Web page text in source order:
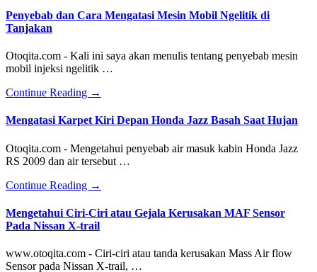
Pada
Mobil
Kelebihan
Ban
Mobil
Penyebab dan Cara Mengatasi Mesin Mobil Ngelitik di
Tanjakan
Otoqita.com - Kali ini saya akan menulis tentang penyebab mesin
mobil injeksi ngelitik …
Continue Reading about
dan
Mengatasi
Mesin
Mobil
di
Tanjakan
→
Mengatasi Karpet Kiri Depan Honda Jazz Basah Saat Hujan
Otoqita.com - Mengetahui penyebab air masuk kabin Honda Jazz
RS 2009 dan air tersebut …
Continue Reading about
Karpet
Kiri
Honda
Jazz
→
Mengetahui Ciri-Ciri atau Gejala Kerusakan MAF Sensor
Pada Nissan X-trail
www.otoqita.com - Ciri-ciri atau tanda kerusakan Mass Air flow
Sensor pada Nissan X-trail, …